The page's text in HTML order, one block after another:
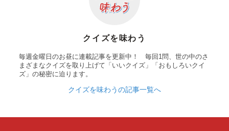
クイズを味わう
毎週金曜日のお昼に連載記事を更新中！ 毎回1問、世の中のさ
まざまなクイズを取り上げて「いいクイズ」「おもしろいクイ
ズ」の秘密に迫ります。
クイズを味わうの記事一覧へ